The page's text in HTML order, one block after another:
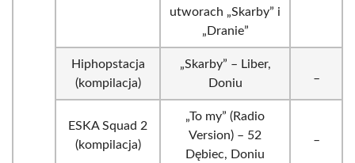
utworach „Skarby” i
„Dranie”
Hiphopstacja
(kompilacja)
„Skarby” – Liber,
Doniu
ESKA Squad 2
(kompilacja)
„To my” (Radio
Version) – 52
Dębiec, Doniu